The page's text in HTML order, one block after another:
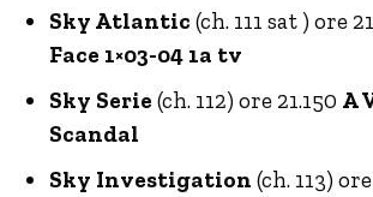
Sky Atlantic (ch. 111 sat ) ore
Face 1×03-04 1a tv
Sky Serie (ch. 112) ore 21.150 A
Scandal
Sky Investigation (ch. 113)